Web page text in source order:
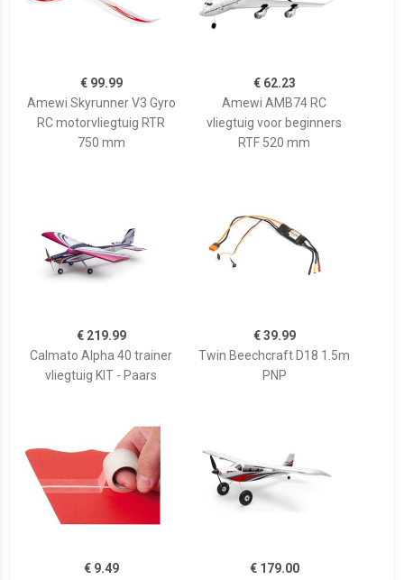
€ 99.99
Amewi Skyrunner V3 Gyro
RC motorvliegtuig RTR
750 mm
€ 62.23
Amewi AMB74 RC
vliegtuig voor beginners
RTF 520 mm
€ 219.99
Calmato Alpha 40 trainer
vliegtuig KIT - Paars
€ 39.99
Twin Beechcraft D18 1.5m
PNP
€ 9.49
€ 179.00